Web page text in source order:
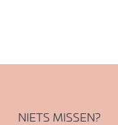
NIETS MISSEN?